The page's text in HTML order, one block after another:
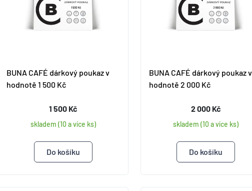
BUNA CAFÉ dárkový poukaz v
hodnotě 1 500 Kč
1 500 Kč
skladem (10 a více ks)
BUNA CAFÉ dárkový poukaz v
hodnotě 2 000 Kč
2 000 Kč
skladem (10 a více ks)